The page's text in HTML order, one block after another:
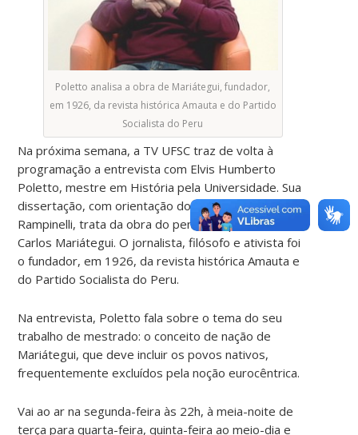
Poletto analisa a obra de Mariátegui, fundador,
em 1926, da revista histórica Amauta e do Partido
Socialista do Peru
Na próxima semana, a TV UFSC traz de volta à
programação a entrevista com Elvis Humberto
Poletto, mestre em História pela Universidade. Sua
dissertação, com orientação do professor Waldir
Rampinelli, trata da obra do pensador peruano José
Carlos Mariátegui. O jornalista, filósofo e ativista foi
o fundador, em 1926, da revista histórica Amauta e
do Partido Socialista do Peru.
Na entrevista, Poletto fala sobre o tema do seu
trabalho de mestrado: o conceito de nação de
Mariátegui, que deve incluir os povos nativos,
frequentemente excluídos pela noção eurocêntrica.
Vai ao ar na segunda-feira às 22h, à meia-noite de
terça para quarta-feira, quinta-feira ao meio-dia e